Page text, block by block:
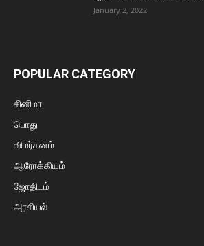
January 2, 2022
POPULAR CATEGORY
சினிமா
பொது
விமர்சனம்
ஆரோக்கியம்
ஜோதிடம்
அரசியல்